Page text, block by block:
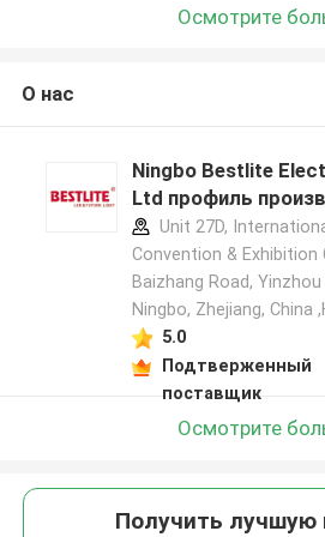
Осмотрите
О нас
Ningbo Bestlite
Ltd профиль
Unit 27D,
Convention & Exhibition
Baizhang Road,
Ningbo, Zhejiang, China
5.0
Подтверженный
поставщик
Осмотрите
Получить лучшую